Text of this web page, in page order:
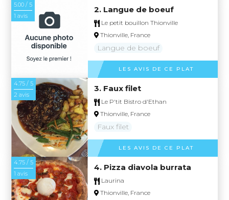
5.00 / 5
1 avis
2. Langue de boeuf
Le petit bouillon Thionville
Thionville, France
Langue de boeuf
LES AVIS DE CE PLAT
4.75 / 5
2 avis
3. Faux filet
Le P'tit Bistro d'Ethan
Thionville, France
Faux filet
LES AVIS DE CE PLAT
4.75 / 5
1 avis
4. Pizza diavola burrata
Laurina
Thionville, France